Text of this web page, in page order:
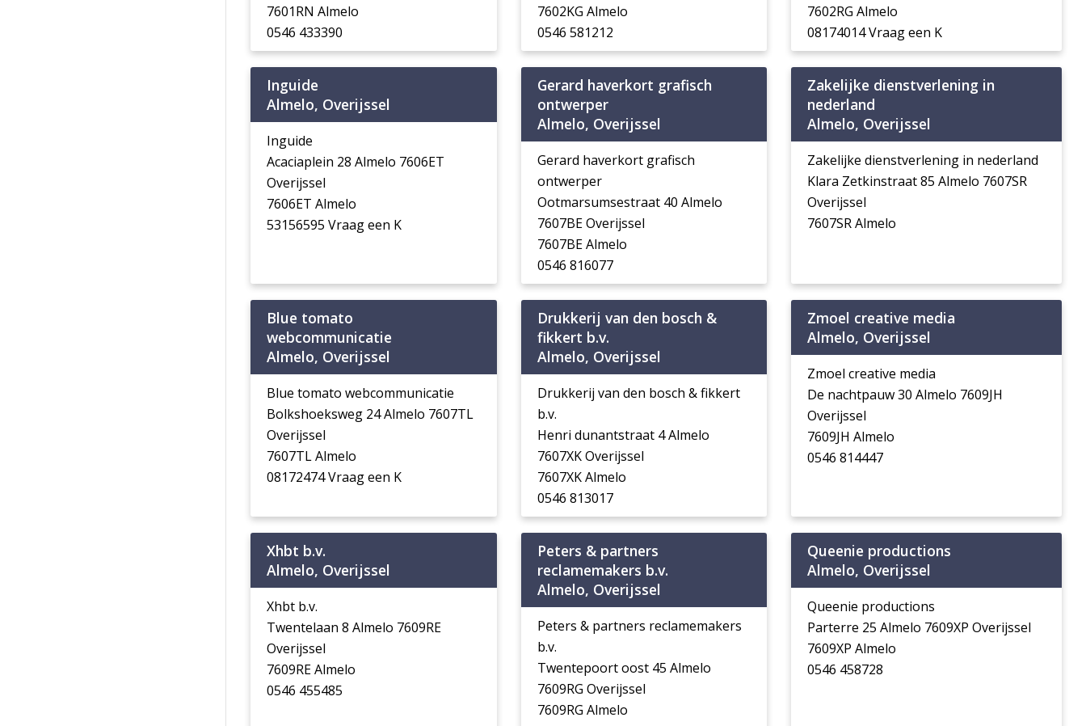
7601RN Almelo
0546 433390
7602KG Almelo
0546 581212
7602RG Almelo
08174014 Vraag een K
Inguide
Almelo, Overijssel
Inguide
Acaciaplein 28 Almelo 7606ET
Overijssel
7606ET Almelo
53156595 Vraag een K
Gerard haverkort grafisch
ontwerper
Almelo, Overijssel
Gerard haverkort grafisch
ontwerper
Ootmarsumsestraat 40 Almelo
7607BE Overijssel
7607BE Almelo
0546 816077
Zakelijke dienstverlening in
nederland
Almelo, Overijssel
Zakelijke dienstverlening in nederland
Klara Zetkinstraat 85 Almelo 7607SR
Overijssel
7607SR Almelo
Blue tomato
webcommunicatie
Almelo, Overijssel
Blue tomato webcommunicatie
Bolkshoeksweg 24 Almelo 7607TL
Overijssel
7607TL Almelo
08172474 Vraag een K
Drukkerij van den bosch &
fikkert b.v.
Almelo, Overijssel
Drukkerij van den bosch & fikkert
b.v.
Henri dunantstraat 4 Almelo
7607XK Overijssel
7607XK Almelo
0546 813017
Zmoel creative media
Almelo, Overijssel
Zmoel creative media
De nachtpauw 30 Almelo 7609JH
Overijssel
7609JH Almelo
0546 814447
Xhbt b.v.
Almelo, Overijssel
Xhbt b.v.
Twentelaan 8 Almelo 7609RE
Overijssel
7609RE Almelo
0546 455485
Peters & partners
reclamemakers b.v.
Almelo, Overijssel
Peters & partners reclamemakers
b.v.
Twentepoort oost 45 Almelo
7609RG Overijssel
7609RG Almelo
Queenie productions
Almelo, Overijssel
Queenie productions
Parterre 25 Almelo 7609XP Overijssel
7609XP Almelo
0546 458728